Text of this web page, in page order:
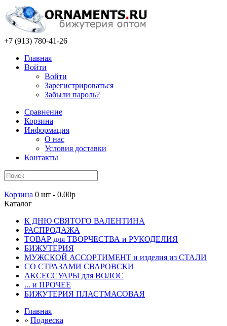
+7 (913) 780-41-26
Главная
Войти
Войти
Зарегистрироваться
Забыли пароль?
Сравнение
Корзина
Информация
О нас
Условия доставки
Контакты
Корзина 0 шт - 0.00р
Каталог
К ДНЮ СВЯТОГО ВАЛЕНТИНА
РАСПРОДАЖА
ТОВАР для ТВОРЧЕСТВА и РУКОДЕЛИЯ
БИЖУТЕРИЯ
МУЖСКОЙ АССОРТИМЕНТ и изделия из СТАЛИ
СО СТРАЗАМИ СВАРОВСКИ
АКСЕССУАРЫ для ВОЛОС
... и ПРОЧЕЕ
БИЖУТЕРИЯ ПЛАСТМАСОВАЯ
Главная
» Подвеска